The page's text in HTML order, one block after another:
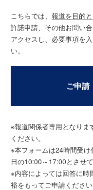
こちらでは、報道を目的
許諾申請、その他お問い
アクセスし、必要事項を
い。
ご申請
※報道関係者専用となりま
ください。
※本フォームは24時間受
日の10:00～17:00とさせ
※内容によっては回答に時
裕をもってご申請ください